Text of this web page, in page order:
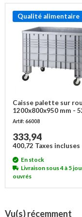
Qualité alimentaire
Caisse palette sur
1200x800x950 mm -
Art#: 66008
333,94
400,72 Taxes incluses
En stock
Livraison sous 4 à 5
ouvrés
Vu(s) récemment